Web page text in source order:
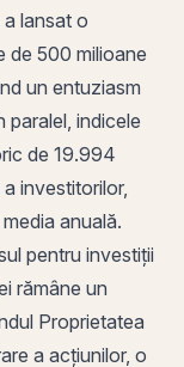
lansat o
de 500 milioane
un entuziasm
paralel, indicele
de 19.994
investitorilor,
anuală.
pentru investiții
rămâne un
Proprietatea
a acțiunilor, o